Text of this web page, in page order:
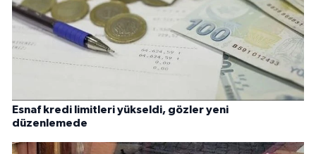
Esnaf kredi limitleri yükseldi, gözler yeni
düzenlemede